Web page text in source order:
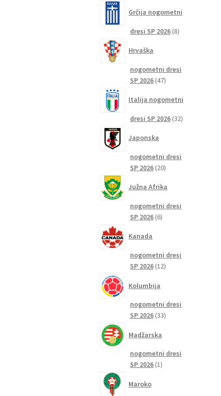
Grčija nogometni
dresi SP 2026 88
Hrvaška
nogometni dresi
SP 2026 4747
Italija nogometni
dresi SP 2026 3232
Japonska
nogometni dresi
SP 2026 2020
Južna Afrika
nogometni dresi
SP 2026 66
Kanada
nogometni dresi
SP 2026 1212
Kolumbija
nogometni dresi
SP 2026 3333
Madžarska
nogometni dresi
SP 2026 11
Maroko